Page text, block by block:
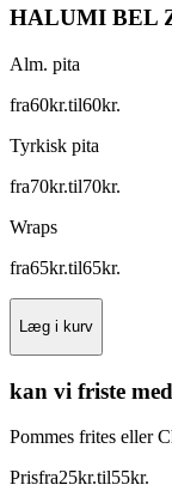
HALUMI BEL
Alm. pita
fra60kr.til60kr.
Tyrkisk pita
fra70kr.til70kr.
Wraps
fra65kr.til65kr.
Læg i kurv
kan vi friste
Pommes frites eller
Prisfra25kr.til55kr.